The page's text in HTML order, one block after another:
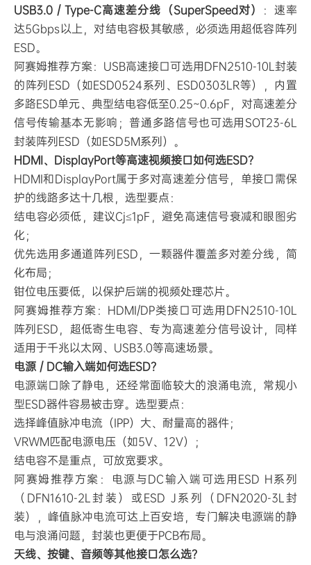
USB3.0 / Type-C高速差分线（SuperSpeed对）
：速率
达5Gbps以上，对结电容极其敏感，必须选用超低容阵列
ESD。
阿赛姆推荐方案：USB高速接口可选用DFN2510-10L封装
的阵列ESD（如ESD0524系列、ESD0303LR等），内置
多路ESD单元、典型结电容低至0.25~0.6pF，对高速差分
信号传输基本无影响；普通多路信号也可选用SOT23-6L
封装阵列ESD（如ESD5M系列）。
HDMI、DisplayPort等高速视频接口如何选ESD？
HDMI和DisplayPort属于多对高速差分信号，单接口需保
护的线路多达十几根，选型要点：
结电容必须低，建议Cj≤1pF，避免高速信号衰减和眼图劣
化；
优先选用多通道阵列ESD，一颗器件覆盖多对差分线，简
化布局；
钳位电压要低，以保护后端的视频处理芯片。
阿赛姆推荐方案：HDMI/DP类接口可选用DFN2510-10L
阵列ESD，超低寄生电容、专为高速差分信号设计，同样
适用于千兆以太网、USB3.0等高速场景。
电源 / DC输入端如何选ESD？
电源端口除了静电，还经常面临较大的浪涌电流，常规小
型ESD器件容易被击穿。选型要点：
选择峰值脉冲电流（IPP）大、耐量高的器件；
VRWM匹配电源电压（如5V、12V）；
结电容不是重点，可放宽要求。
阿赛姆推荐方案：电源与DC输入端可选用ESD H系列
（DFN1610-2L封装）或ESD J系列（DFN2020-3L封
装），峰值脉冲电流可达上百安培，专门解决电源端的静
电与浪涌问题，封装也更便于PCB布局。
天线、按键、音频等其他接口怎么选？